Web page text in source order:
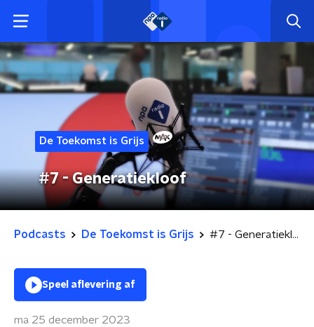
De Toekomst is Grijs
#7 - Generatiekloof
Podcasts De Toekomst is Grijs #7 - Generatiekloof
Speel aflevering af
ma 25 december 2023